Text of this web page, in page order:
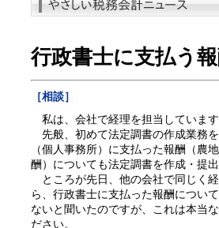
行政書士に支払う
［相談］
私は、会社で経理を担当していま
先般、初めて法定調書の作成業務
（個人事務所）に支払った報酬（農
酬）についても法定調書を作成・提
ところが先日、他の会社で同じく
ら、行政書士に支払った報酬につい
ないと聞いたのですが、これは本当
ださい。